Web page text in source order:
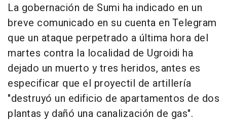
La gobernación de Sumi ha indicado en un
breve comunicado en su cuenta en Telegram
que un ataque perpetrado a última hora del
martes contra la localidad de Ugroidi ha
dejado un muerto y tres heridos, antes es
especificar que el proyectil de artillería
"destruyó un edificio de apartamentos de dos
plantas y dañó una canalización de gas".